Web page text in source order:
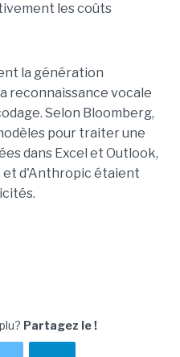
les coûts
la génération
reconnaissance vocale
Selon Bloomberg,
pour traiter une
dans Excel et Outlook,
et d'Anthropic étaient
Partagez le !